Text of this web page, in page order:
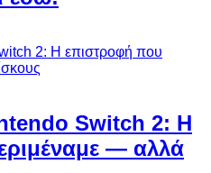
Switch 2: Η
— αλλά